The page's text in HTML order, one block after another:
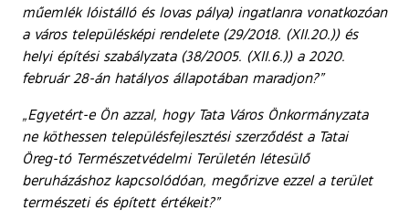
műemlék lóistálló és lovas pálya) ingatlanra vonatkozóan
a város településképi rendelete (29/2018. (XII.20.)) és
helyi építési szabályzata (38/2005. (XII.6.)) a 2020.
február 28-án hatályos állapotában maradjon?”
„Egyetért-e Ön azzal, hogy Tata Város Önkormányzata
ne köthessen településfejlesztési szerződést a Tatai
Öreg-tó Természetvédelmi Területén létesülő
beruházáshoz kapcsolódóan, megőrizve ezzel a terület
természeti és épített értékeit?”